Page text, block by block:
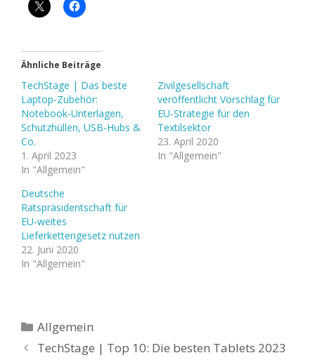
Ähnliche Beiträge
TechStage | Das beste
Laptop-Zubehör:
Notebook-Unterlagen,
Schutzhüllen, USB-Hubs &
Co.
1. April 2023
In "Allgemein"
Zivilgesellschaft
veröffentlicht Vorschlag für
EU-Strategie für den
Textilsektor
23. April 2020
In "Allgemein"
Deutsche
Ratspräsidentschaft für
EU-weites
Lieferkettengesetz nutzen
22. Juni 2020
In "Allgemein"
Kategorien
Allgemein
TechStage | Top 10: Die besten Tablets 2023